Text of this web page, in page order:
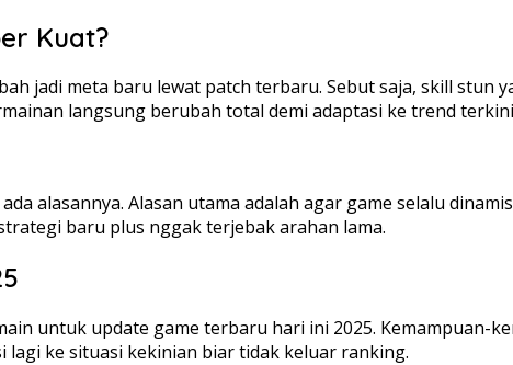
Kuat?
jadi meta baru lewat patch terbaru. Sebut saja, skill stun
langsung berubah total demi adaptasi ke trend
alasannya. Alasan utama adalah agar game selalu
baru plus nggak terjebak arahan lama.
untuk update game terbaru hari ini 2025. Kemampuan-
lagi ke situasi kekinian biar tidak keluar ranking.